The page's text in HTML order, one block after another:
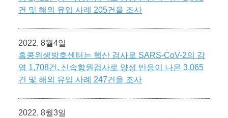
건 및 해외 유입 사례 205건을 조사
2022, 8월4일
홍콩위생방호센터는 핵산 검사로 SARS-CoV-2의 감
염 1,708건, 신속항원검사로 양성 반응이 나온 3,065
건 및 해외 유입 사례 247건을 조사
2022, 8월3일